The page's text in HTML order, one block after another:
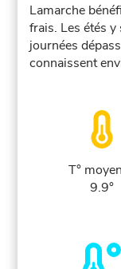
Lamarche
frais. Les étés
journées
connaissent
T°
9.9°